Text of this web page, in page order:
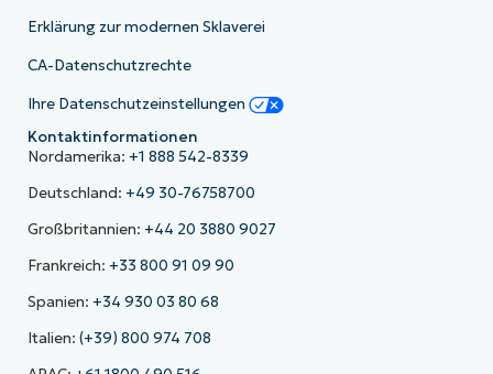
Erklärung zur modernen Sklaverei
CA-Datenschutzrechte
Ihre Datenschutzeinstellungen
Kontaktinformationen
Nordamerika: +1 888 542-8339
Deutschland: +49 30-76758700
Großbritannien: +44 20 3880 9027
Frankreich: +33 800 91 09 90
Spanien: +34 930 03 80 68
Italien: (+39) 800 974 708